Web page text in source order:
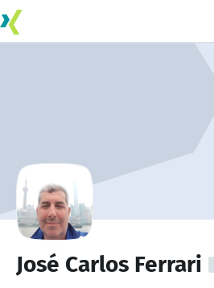
José Carlos Ferrari